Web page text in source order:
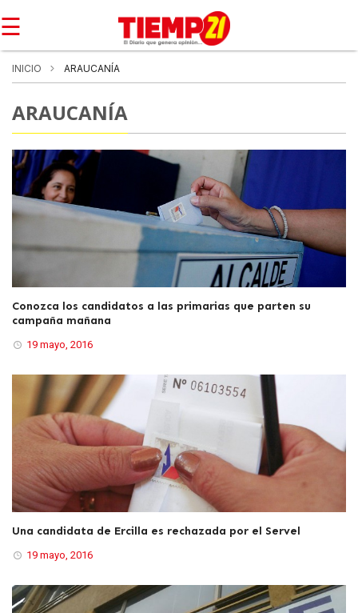
☰
INICIO ARAUCANÍA
ARAUCANÍA
Conozca los candidatos a las primarias que parten su
campaña mañana
19 mayo, 2016
Una candidata de Ercilla es rechazada por el Servel
19 mayo, 2016